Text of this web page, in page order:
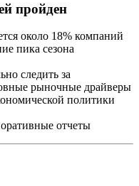
пройден
около 18% компаний
пика сезона
следить за
рыночные драйверы
политики
отчеты